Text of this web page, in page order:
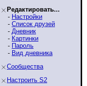
Редактировать...
- Настройки
- Список друзей
- Дневник
- Картинки
- Пароль
- Вид дневника
Сообщества
Настроить S2